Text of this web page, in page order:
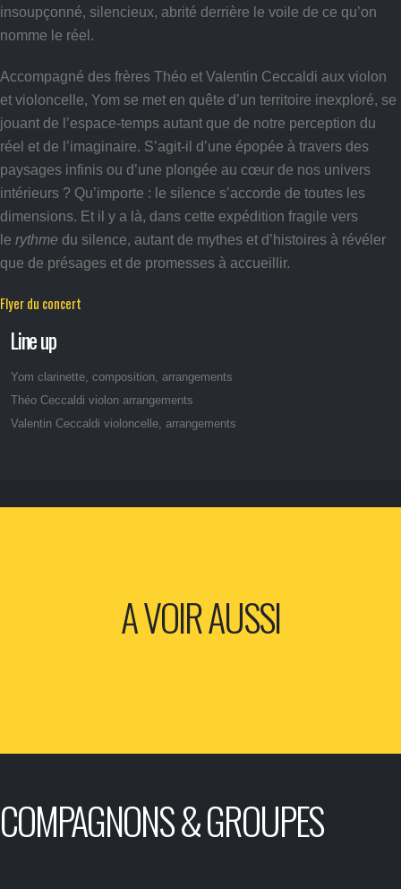
insoupçonné, silencieux, abrité derrière le voile de ce qu’on
nomme le réel.
Accompagné des frères Théo et Valentin Ceccaldi aux violon
et violoncelle, Yom se met en quête d’un territoire inexploré, se
jouant de l’espace-temps autant que de notre perception du
réel et de l’imaginaire. S’agit-il d’une épopée à travers des
paysages infinis ou d’une plongée au cœur de nos univers
intérieurs ? Qu’importe : le silence s’accorde de toutes les
dimensions. Et il y a là, dans cette expédition fragile vers
le rythme du silence, autant de mythes et d’histoires à révéler
que de présages et de promesses à accueillir.
Flyer du concert
Line up
Yom clarinette, composition, arrangements
Théo Ceccaldi violon arrangements
Valentin Ceccaldi violoncelle, arrangements
A VOIR AUSSI
COMPAGNONS & GROUPES